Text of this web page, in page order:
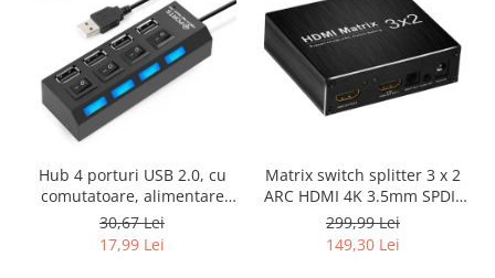
Hub 4 porturi USB 2.0, cu
comutatoare, alimentare
USB, negru, HOPE R
30,67 Lei
17,99 Lei
Matrix switch splitter 3 x 2
ARC HDMI 4K 3.5mm SPDIF
cu 3.5mm L/R Audio
extractor si telecomanda IR,
HOPE R
299,99 Lei
149,30 Lei